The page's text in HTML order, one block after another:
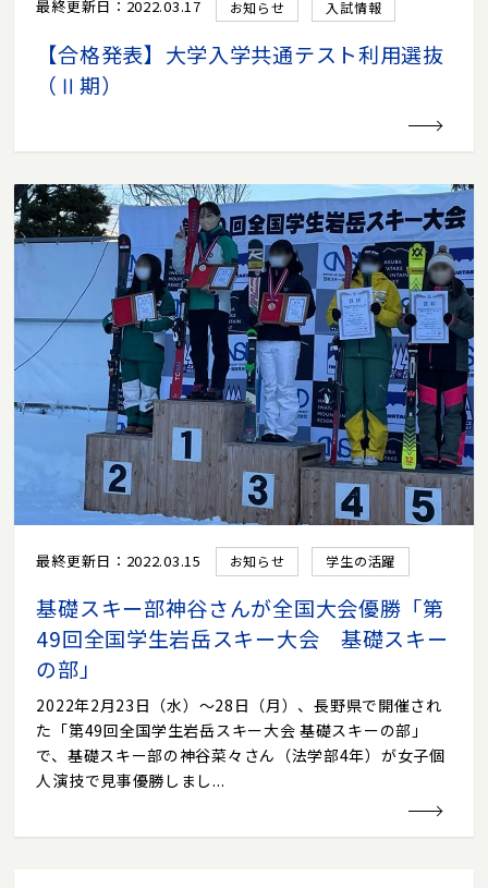
最終更新日：2022.03.17 お知らせ 入試情報
【合格発表】大学入学共通テスト利用選抜
（Ⅱ期）
最終更新日：2022.03.15 お知らせ 学生の活躍
基礎スキー部神谷さんが全国大会優勝「第
49回全国学生岩岳スキー大会 基礎スキー
の部」
2022年2月23日（水）～28日（月）、長野県で開催され
た「第49回全国学生岩岳スキー大会 基礎スキーの部」
で、基礎スキー部の神谷菜々さん（法学部4年）が女子個
人演技で見事優勝しまし...